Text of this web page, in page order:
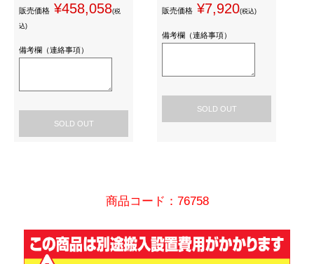
販売価格 ¥458,058(税
込)
備考欄（連絡事項）
SOLD OUT
販売価格 ¥7,920(税込)
備考欄（連絡事項）
SOLD OUT
商品コード：76758